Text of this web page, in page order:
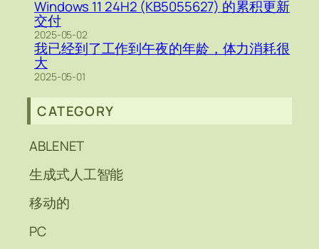
Windows 11 24H2 (KB5055627) 的累积更新
交付
2025-05-02
我已经到了工作到午夜的年龄，体力消耗很
大
2025-05-01
CATEGORY
ABLENET
生成式人工智能
移动的
PC